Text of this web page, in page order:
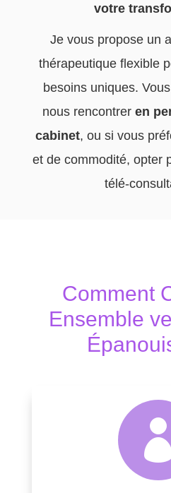
votre
Je vous propose un
thérapeutique flexible
besoins uniques.
nous rencontrer en
cabinet, ou si vous
et de commodité, opter
télé-
Comment
Ensemble